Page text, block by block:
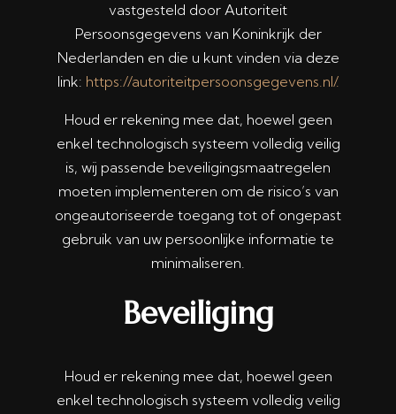
vastgesteld door Autoriteit
Persoonsgegevens van Koninkrijk der
Nederlanden en die u kunt vinden via deze
link: https://autoriteitpersoonsgegevens.nl/.
Houd er rekening mee dat, hoewel geen
enkel technologisch systeem volledig veilig
is, wij passende beveiligingsmaatregelen
moeten implementeren om de risico’s van
ongeautoriseerde toegang tot of ongepast
gebruik van uw persoonlijke informatie te
minimaliseren.
Beveiliging
Houd er rekening mee dat, hoewel geen
enkel technologisch systeem volledig veilig